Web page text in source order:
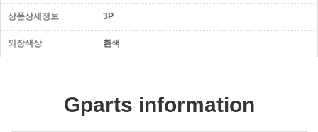
상품상세정보 3P
외장색상 흰색
Gparts information